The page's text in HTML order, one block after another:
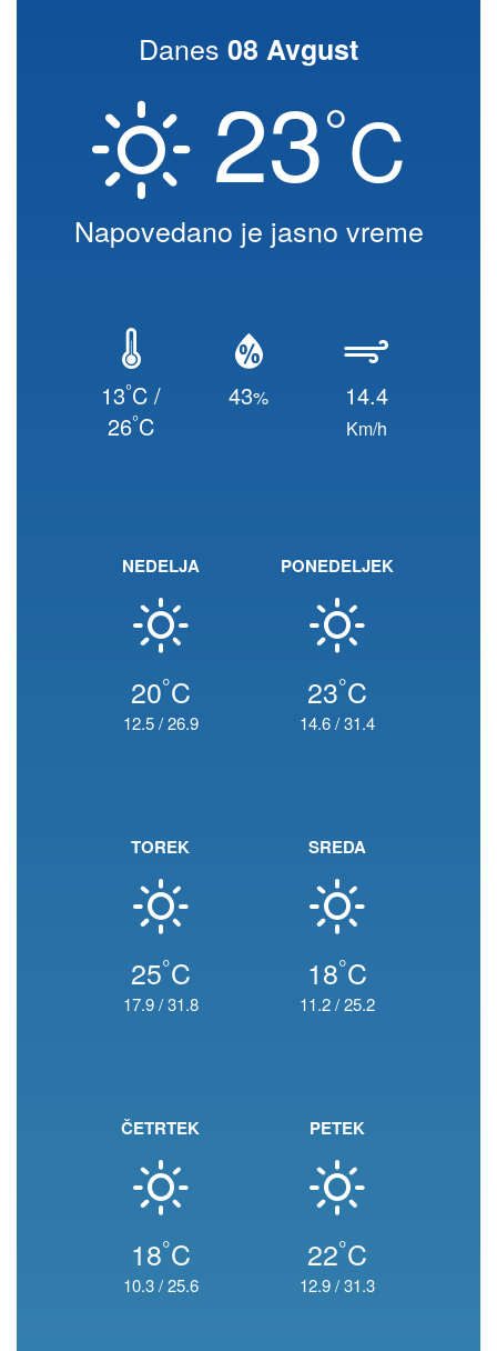
Danes 08 Avgust
23°C
Napovedano je jasno vreme
13°C /
26°C
43% 14.4
Km/h
NEDELJA
20°C
12.5/26.9
PONEDELJEK
23°C
14.6/31.4
TOREK
25°C
17.9/31.8
SREDA
18°C
11.2/25.2
ČETRTEK
18°C
10.3/25.6
PETEK
22°C
12.9/31.3